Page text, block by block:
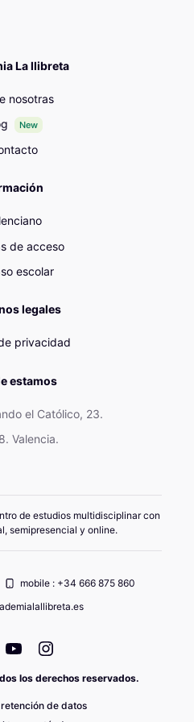
La llibreta
nosotras
New
de acceso
escolar
legales
privacidad
estamos
el Católico, 23.
Valencia.
de estudios multidisciplinar con
semipresencial y online.
mobile : +34 666 875 860
los derechos reservados.
de datos